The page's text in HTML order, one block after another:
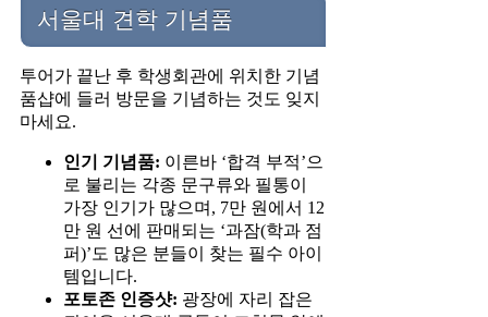
서울대 견학 기념품
투어가 끝난 후 학생회관에 위치한 기념
품샵에 들러 방문을 기념하는 것도 잊지
마세요.
인기 기념품: 이른바 ‘합격 부적’으
로 불리는 각종 문구류와 필통이
가장 인기가 많으며, 7만 원에서 12
만 원 선에 판매되는 ‘과잠(학과 점
퍼)’도 많은 분들이 찾는 필수 아이
템입니다.
포토존 인증샷: 광장에 자리 잡은